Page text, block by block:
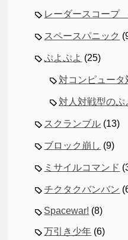
レーダースコープ
スペースパニック
ぷよぷよ (25)
対コンピュータ
対人対戦型のぷ
スクランブル (13)
ブロック崩し (9)
ミサイルコマンド
チクタクバンバン
Spacewar! (8)
万引き少年 (6)